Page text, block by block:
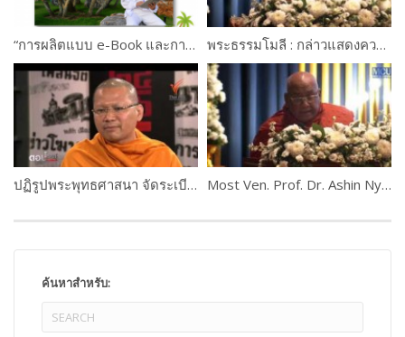
“การผลิตแบบ e-Book และการใช้งานระบบ M-Learning ” ดร.เกษม แสงนนท์ และคณะ PART #2 พระธรรมโมลี : กล่าวแสดงความยินดี
ปฏิรูปพระพุทธศาสนา จัดระเบียบพระสงฆ์ไทย Most Ven. Prof. Dr. Ashin Nyannissara, Myanmar
ค้นหาสำหรับ: